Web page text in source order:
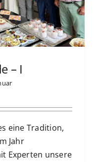
– I
eine Tradition,
Jahr
Experten unsere